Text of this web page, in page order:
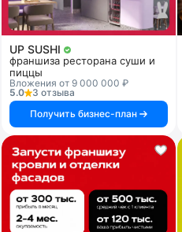
UP SUSHI
франшиза ресторана суши и
пиццы
Вложения от 9 000 000 ₽
5.0
3 отзыва
Получить бизнес-план